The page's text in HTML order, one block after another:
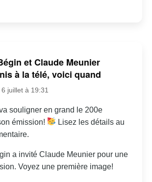
et Claude Meunier
à la télé, voici quand
juillet à 19:31
souligner en grand le 200e
émission!
Lisez les détails au
a invité Claude Meunier pour une
Voyez une première image!